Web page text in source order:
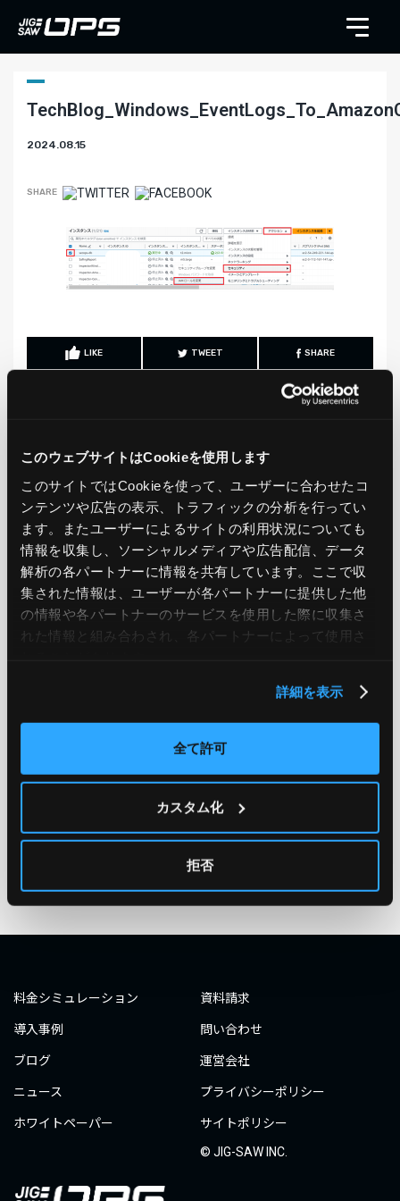
このウェブサイトはCookieを使用します
このサイトではCookieを使って、ユーザーに合わせたコ
ンテンツや広告の表示、トラフィックの分析を行ってい
ます。またユーザーによるサイトの利用状況についても
情報を収集し、ソーシャルメディアや広告配信、データ
解析の各パートナーに情報を共有しています。ここで収
集された情報は、ユーザーが各パートナーに提供した他
の情報や各パートナーのサービスを使用した際に収集さ
れた情報と組み合わされ、各パートナーによって使用さ
詳細を表示
全て許可
カスタム化
拒否
2024.08.15
SHARE
LIKE TWEET SHARE
PREV
BACK TO LIST
CATEGORY
AWS GCP Azure ON PREMISE
TAG
#AWS re:Invent 2019
#○○してみた
#自動化 #エンジニア
#エンジニア
#ダミー
料金シミュレーション
導入事例
ブログ
ニュース
ホワイトペーパー
資料請求
問い合わせ
運営会社
プライバシーポリシー
サイトポリシー
© JIG-SAW INC.